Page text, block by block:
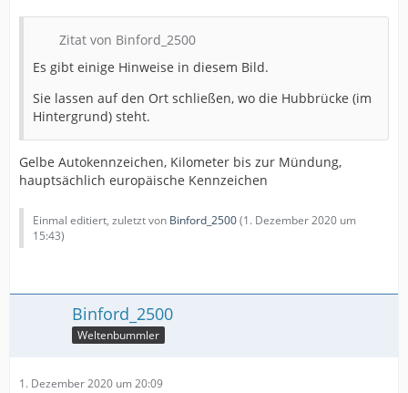
Zitat von Binford_2500
Es gibt einige Hinweise in diesem Bild.
Sie lassen auf den Ort schließen, wo die Hubbrücke (im
Hintergrund) steht.
Gelbe Autokennzeichen, Kilometer bis zur Mündung,
hauptsächlich europäische Kennzeichen
Einmal editiert, zuletzt von Binford_2500(1. Dezember 2020 um
15:43)
Binford_2500
Weltenbummler
1. Dezember 2020 um 20:09